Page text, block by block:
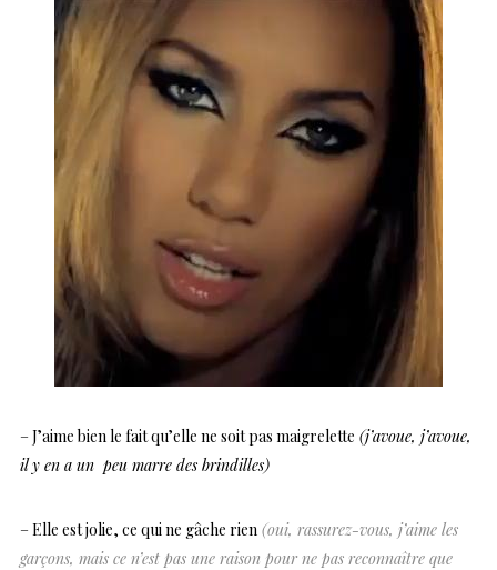
– J’aime bien le fait qu’elle ne soit pas maigrelette (j’avoue, j’avoue,
il y en a un peu marre des brindilles)
– Elle est jolie, ce qui ne gâche rien (oui, rassurez-vous, j’aime les
garçons, mais ce n’est pas une raison pour ne pas reconnaître que